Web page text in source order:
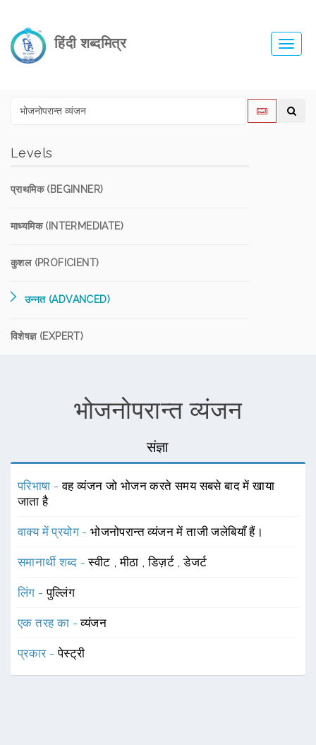
हिंदी शब्दमित्र
Levels
प्राथमिक (BEGINNER)
माध्यमिक (INTERMEDIATE)
कुशल (PROFICIENT)
उन्नत (ADVANCED)
विशेषज्ञ (EXPERT)
भोजनोपरान्त व्यंजन
संज्ञा
परिभाषा -वह व्यंजन जो भोजन करते समय सबसे बाद में खाया
जाता है
वाक्य में प्रयोग -भोजनोपरान्त व्यंजन में ताजी जलेबियाँ हैं।
समानार्थी शब्द -स्वीट ,मीठा ,डिज़र्ट ,डेजर्ट
लिंग -पुल्लिंग
एक तरह का -व्यंजन
प्रकार -पेस्ट्री